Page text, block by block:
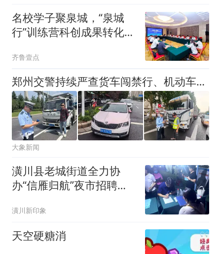
名校学子聚泉城，“泉城
行”训练营科创成果转化对
齐鲁壹点
郑州交警持续严查货车闯禁行、机动车违法停车、行人闯红灯！曝光→
大象新闻
潢川县老城街道全力协
办“信雁归航”夜市招聘会
潢川新印象
天空硬糖消